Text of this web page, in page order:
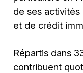
de ses
et de crédit
Répartis dans
contribuent